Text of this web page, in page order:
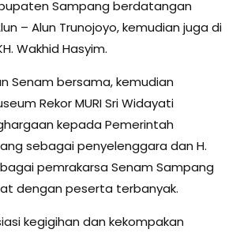
Sampang berdatangan
– Alun Trunojoyo, kemudian juga di
Wakhid Hasyim.
Senam bersama, kemudian
Rekor MURI Sri Widayati
kepada Pemerintah
sebagai penyelenggara dan H.
pemrakarsa Senam Sampang
dengan peserta terbanyak.
kegigihan dan kekompakan